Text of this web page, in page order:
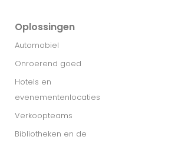
Oplossingen
Automobiel
Onroerend goed
Hotels en
evenementenlocaties
Verkoopteams
Bibliotheken en de